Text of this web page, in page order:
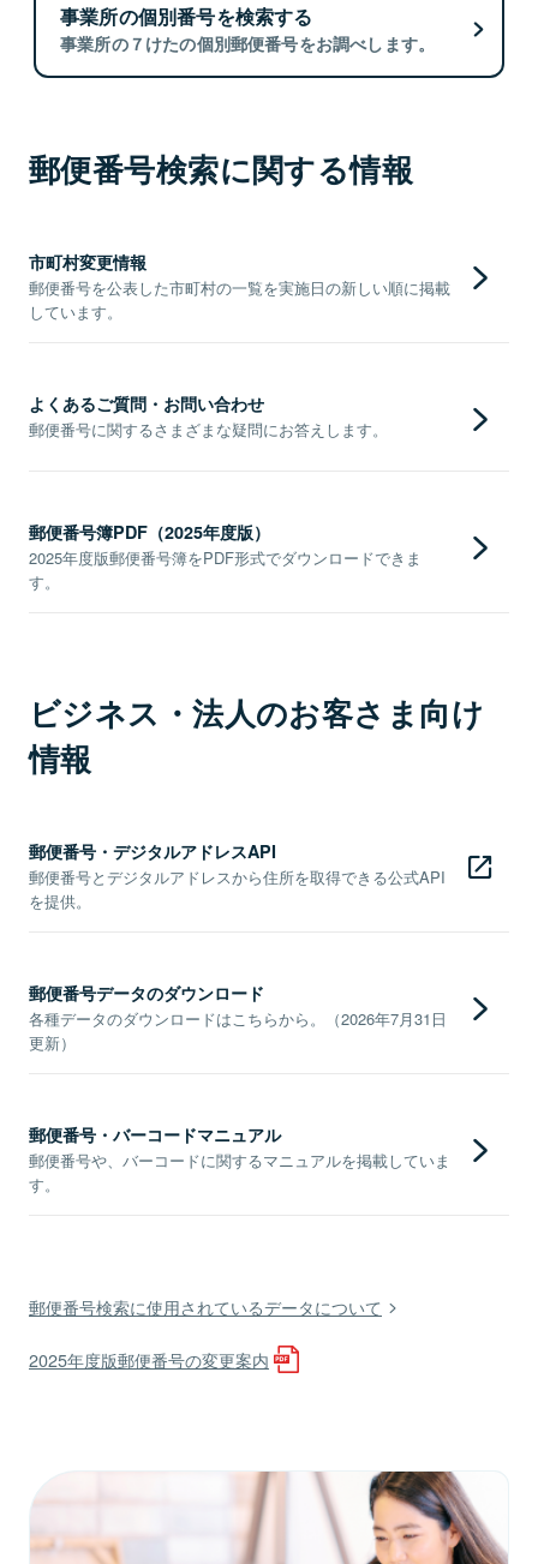
事業所の個別番号を検索する
事業所の７けたの個別郵便番号をお調べします。
郵便番号検索に関する情報
市町村変更情報
郵便番号を公表した市町村の一覧を実施日の新しい順に掲載
しています。
よくあるご質問・お問い合わせ
郵便番号に関するさまざまな疑問にお答えします。
郵便番号簿PDF（2025年度版）
2025年度版郵便番号簿をPDF形式でダウンロードできま
す。
ビジネス・法人のお客さま向け
情報
郵便番号・デジタルアドレスAPI
郵便番号とデジタルアドレスから住所を取得できる公式API
を提供。
郵便番号データのダウンロード
各種データのダウンロードはこちらから。（2026年7月31日
更新）
郵便番号・バーコードマニュアル
郵便番号や、バーコードに関するマニュアルを掲載していま
す。
郵便番号検索に使用されているデータについて
2025年度版郵便番号の変更案内